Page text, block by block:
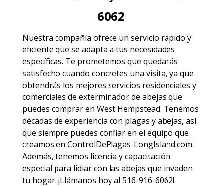
6062
Nuestra compañía ofrece un servicio rápido y
eficiente que se adapta a tus necesidades
específicas. Te prometemos que quedarás
satisfecho cuando concretes una visita, ya que
obtendrás los mejores servicios residenciales y
comerciales de exterminador de abejas que
puedes comprar en West Hempstead. Tenemos
décadas de experiencia con plagas y abejas, así
que siempre puedes confiar en el equipo que
creamos en ControlDePlagas-LongIsland.com.
Además, tenemos licencia y capacitación
especial para lidiar con las abejas que invaden
tu hogar. ¡Llámanos hoy al 516-916-6062!